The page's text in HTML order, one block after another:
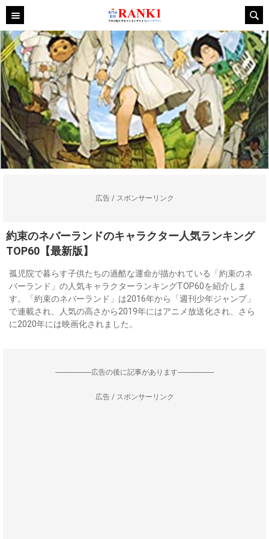
広告 / スポンサーリンク
約束のネバーランドのキャラクター人気ランキング
TOP60【最新版】
孤児院で暮らす子供たちの過酷な運命が描かれている「約束のネ
バーランド」の人気キャラクターランキングTOP60を紹介しま
す。「約束のネバーランド」は2016年から「週刊少年ジャンプ」
で連載され、人気の高さから2019年にはアニメ放送化され、さら
に2020年には映画化されました。
--------------------広告の後に記事があります--------------------
広告 / スポンサーリンク